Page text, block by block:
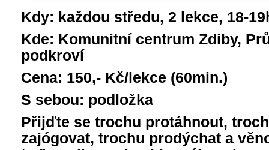
Kdy: každou středu, 2 lekce, 18-
Kde: Komunitní centrum Zdiby,
podkroví
Cena: 150,- Kč/lekce (60min.)
S sebou: podložka
Přijďte se trochu protáhnout,
zajógovat, trochu prodýchat a